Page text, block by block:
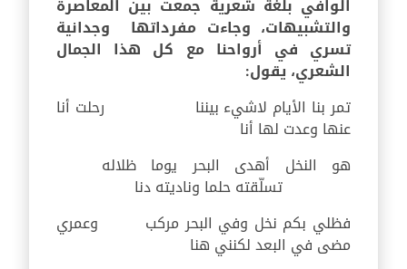
والتشبيهات، وجاءت مفرداتها وجدانية
تسري في أرواحنا مع كل هذا الجمال
الشعري، يقول:
تمر بنا الأيام لاشيء بيننا رحلت أنا
عنها وعدت لها أنا
هو النخل أهدى البحر يوما ظلاله
تسلّقته حلما وناديته دنا
فظلي بكم نخل وفي البحر مركب وعمري
مضى في البعد لكنني هنا